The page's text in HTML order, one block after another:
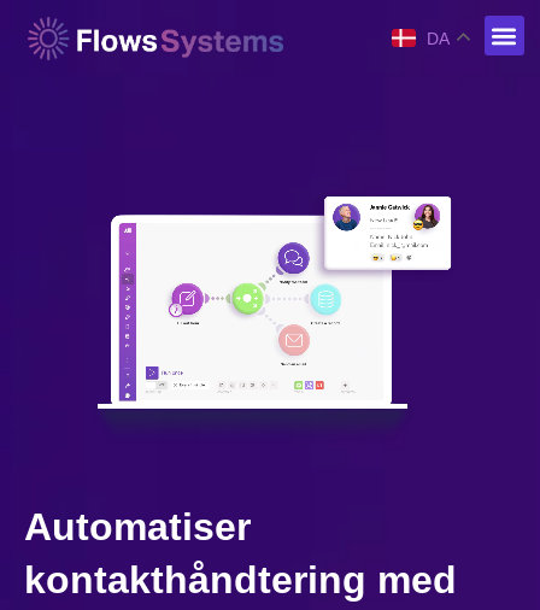
DA
Automatiser
kontakthåndtering med